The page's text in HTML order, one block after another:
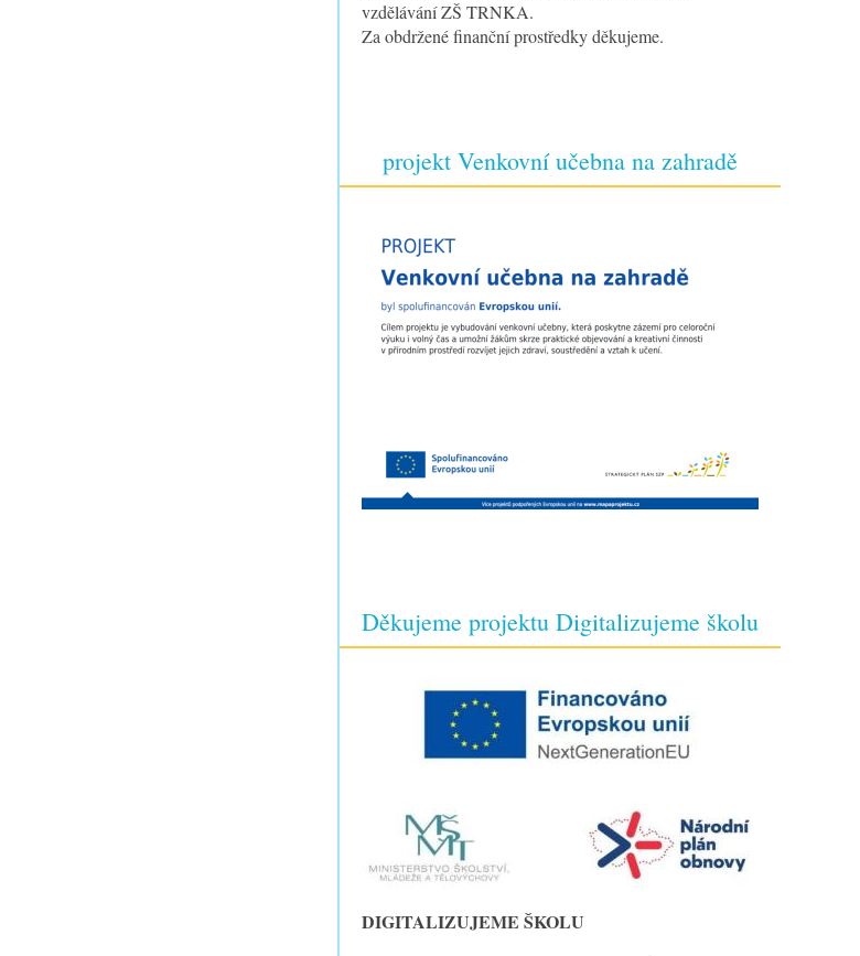
vzdělávání ZŠ TRNKA.
Za obdržené finanční prostředky děkujeme.
projekt Venkovní učebna na zahradě
Děkujeme projektu Digitalizujeme školu
DIGITALIZUJEME ŠKOLU